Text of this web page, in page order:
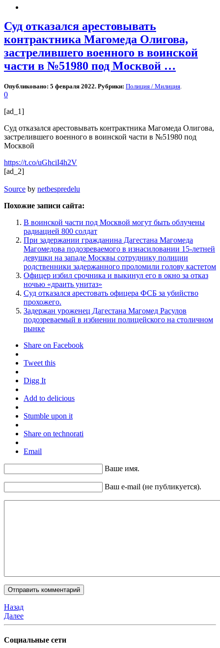
Суд отказался арестовывать
контрактника Магомеда Олигова,
застрелившего военного в воинской
части в №51980 под Москвой …
Опубликовано: 5 февраля 2022. Рубрики: Полиция / Милиция
0
[ad_1]
Суд отказался арестовывать контрактника Магомеда Олигова,
застрелившего военного в воинской части в №51980 под
Москвой
https://t.co/uGhciI4h2V
[ad_2]
Source by netbespredelu
Похожие записи сайта:
В воинской части под Москвой могут быть облучены
радиацией 800 солдат
При задержании гражданина Дагестана Магомеда
Магомедова подозреваемого в изнасиловании 15-летней
девушки на западе Москвы сотруднику полиции
родственники задержанного проломили голову кастетом
Офицер избил срочника и выкинул его в окно за отказ
ночью «драить унитаз»
Суд отказался арестовать офицера ФСБ за убийство
прохожего.
Задержан уроженец Дагестана Магомед Расулов
подозреваемый в избиении полицейского на столичном
рынке
Share on Facebook
Tweet this
Digg It
Add to delicious
Stumble upon it
Share on technorati
Email
Ваше имя.
Ваш e-mail (не публикуется).
Назад
Далее
Социальные сети